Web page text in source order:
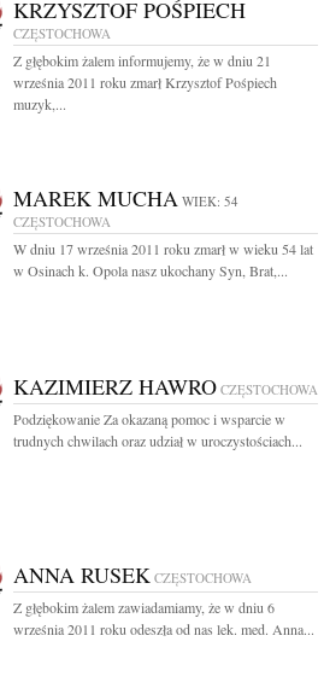
KRZYSZTOF POŚPIECH
CZĘSTOCHOWA
Z głębokim żalem informujemy, że w dniu 21
września 2011 roku zmarł Krzysztof Pośpiech
muzyk,...
MAREK MUCHA WIEK: 54
CZĘSTOCHOWA
W dniu 17 września 2011 roku zmarł w wieku 54 lat
w Osinach k. Opola nasz ukochany Syn, Brat,...
KAZIMIERZ HAWRO CZĘSTOCHOWA
Podziękowanie Za okazaną pomoc i wsparcie w
trudnych chwilach oraz udział w uroczystościach...
ANNA RUSEK CZĘSTOCHOWA
Z głębokim żalem zawiadamiamy, że w dniu 6
września 2011 roku odeszła od nas lek. med. Anna...